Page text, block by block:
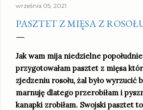
września 05, 2021
PASZTET Z MIĘSA Z
Jak wam mija niedzielne
przygotowałam pasztet z mięsa
zjedzeniu rosołu, żal było wyrzucić
marnuję dlatego przerobiłam i
kanapki zrobiłam. Swojski pasztet